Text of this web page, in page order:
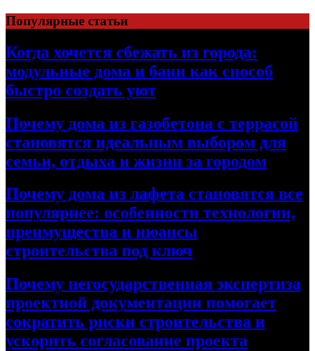
Перейти
к
содержимому
Популярные статьи
Когда хочется сбежать из города:
модульные дома и бани как способ
быстро создать уют
Почему дома из газобетона с террасой
становятся идеальным выбором для
семьи, отдыха и жизни за городом
Почему дома из лафета становятся все
популярнее: особенности технологии,
преимущества и нюансы
строительства под ключ
Почему негосударственная экспертиза
проектной документации помогает
сократить риски строительства и
ускорить согласование проекта